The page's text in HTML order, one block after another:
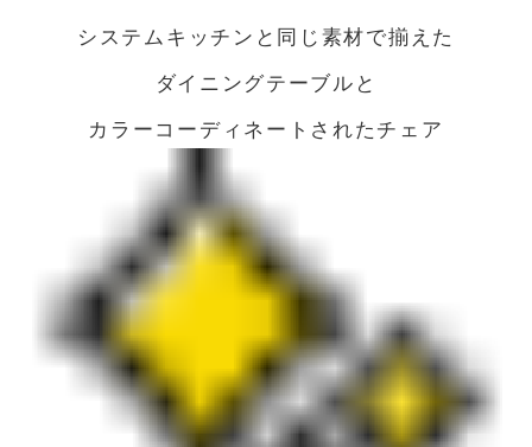
システムキッチンと同じ素材で揃えた
ダイニングテーブルと
カラーコーディネートされたチェア